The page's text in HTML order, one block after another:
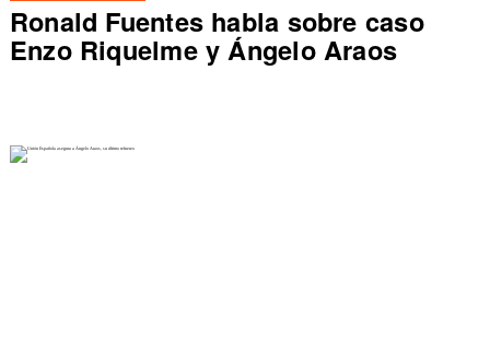
Ronald Fuentes habla sobre caso
Enzo Riquelme y Ángelo Araos